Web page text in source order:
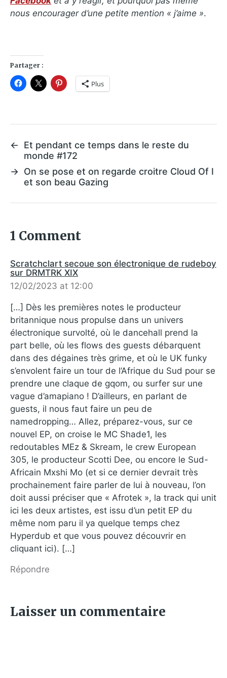
nous encourager d’une petite mention « j’aime ».
Partager :
Plus
←
Et pendant ce temps dans le reste du
monde #172
→ On se pose et on regarde croitre Cloud Of I
et son beau Gazing
1 Comment
Scratchclart secoue son électronique de rudeboy
sur DRMTRK XIX
12/02/2023 at 12:00
[…] Dès les premières notes le producteur
britannique nous propulse dans un univers
électronique survolté, où le dancehall prend la
part belle, où les flows des guests débarquent
dans des dégaines très grime, et où le UK funky
s’envolent faire un tour de l’Afrique du Sud pour se
prendre une claque de gqom, ou surfer sur une
vague d’amapiano ! D’ailleurs, en parlant de
guests, il nous faut faire un peu de
namedropping… Allez, préparez-vous, sur ce
nouvel EP, on croise le MC Shade1, les
redoutables MEz & Skream, le crew European
305, le producteur Scotti Dee, ou encore le Sud-
Africain Mxshi Mo (et si ce dernier devrait très
prochainement faire parler de lui à nouveau, l’on
doit aussi préciser que « Afrotek », la track qui unit
ici les deux artistes, est issu d’un petit EP du
même nom paru il ya quelque temps chez
Hyperdub et que vous pouvez découvrir en
cliquant ici). […]
Répondre
Laisser un commentaire